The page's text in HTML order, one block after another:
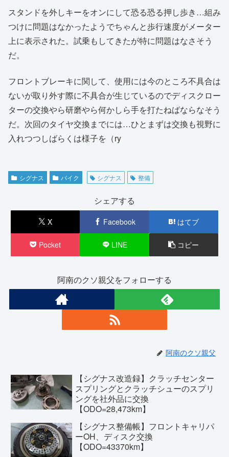
スタンドを外しキーをオンにして恐る恐る押し歩き…組み
つけに問題はなかったようでちゃんと歩行速度がメーター
上に表示された。試乗もしてきたが特に問題はなさそう
だ。
フロントブレーキに関して、使用には今のところ不具合は
ないが取り外す際に不具合が生じているのでディスクロー
ターの交換やら研磨やら何かしら手を打たねばならなそう
だ。次回のタイヤ交換までには…ひとまずは交換も視野に
入れつつしばらくは様子を（ry
シグナス バイク シグナス 整備
シェアする
X Facebook はてブ
Pocket LINE コピー
阿南のクソ親父をフォローする
阿南のクソ親父
【シグナス改造録】クラッチセンター
スプリングとクラッチシューのスプリ
ングを社外品に交換
【ODO=28,473km】
【シグナス整備帳】フロントキャリパ
ーOH、ディスク交換
【ODO=43370km】